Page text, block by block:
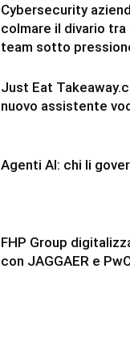
Cybersecurity
colmare il divario
team sotto
Just Eat
nuovo assistente
Agenti AI: chi li
FHP Group
con JAGGAER e